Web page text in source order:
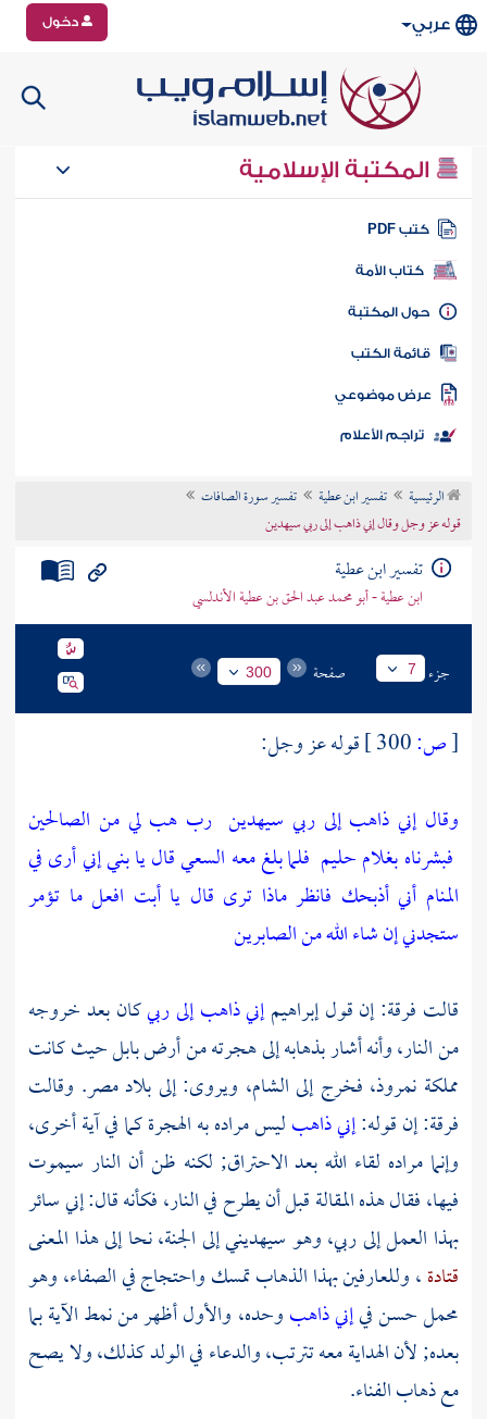
عربي دخول
المكتبة الإسلامية
كتب PDF
كتاب الأمة
المكتبة
الكتب
موضوعي
تراجم الأعلام
الرئيسية تفسير ابن عطية
تفسير سورة الصافات
قوله عز وجل وقال إني ذاهب إلى ربي سيهدين
تفسير ابن عطية
ابن عطية - أبو محمد عبد الحق بن عطية الأندلسي
جزء 7 صفحة 300
[ص:
قوله عز وجل:
وقال إني ذاهب إلى ربي سيهدين رب هب لي من الصالحين
فبشرناه بغلام حليم فلما بلغ معه السعي قال يا بني إني أرى في
المنام أني أذبحك فانظر ماذا ترى قال يا أبت افعل ما تؤمر
ستجدني إن شاء الله من الصابرين
قالت فرقة: إن قولإبراهيمإني ذاهب إلى ربيكان بعد خروجه
من النار، وأنه أشار بذهابه إلى هجرته من أرض بابل حيث كانت
مملكة نمروذ، فخرج إلىالشام، ويروى: إلى بلادمصر. وقالت
فرقة: إن قوله:إني ذاهبليس مراده به الهجرة كما في آية أخرى،
وإنما مراده لقاء الله بعد الاحتراق; لكنه ظن أن النار سيموت
فيها، فقال هذه المقالة قبل أن يطرح في النار، فكأنه قال: إني سائر
بهذا العمل إلى ربي، وهو سيهديني إلى الجنة، نحا إلى هذا المعنى
قتادة، وللعارفين بهذا الذهاب تمسك واحتجاج في الصفاء، وهو
محمل حسن فيإني ذاهبوحده، والأول أظهر من نمط الآية بما
بعده; لأن الهداية معه تترتب، والدعاء في الولد كذلك، ولا يصح
مع ذهاب الفناء.